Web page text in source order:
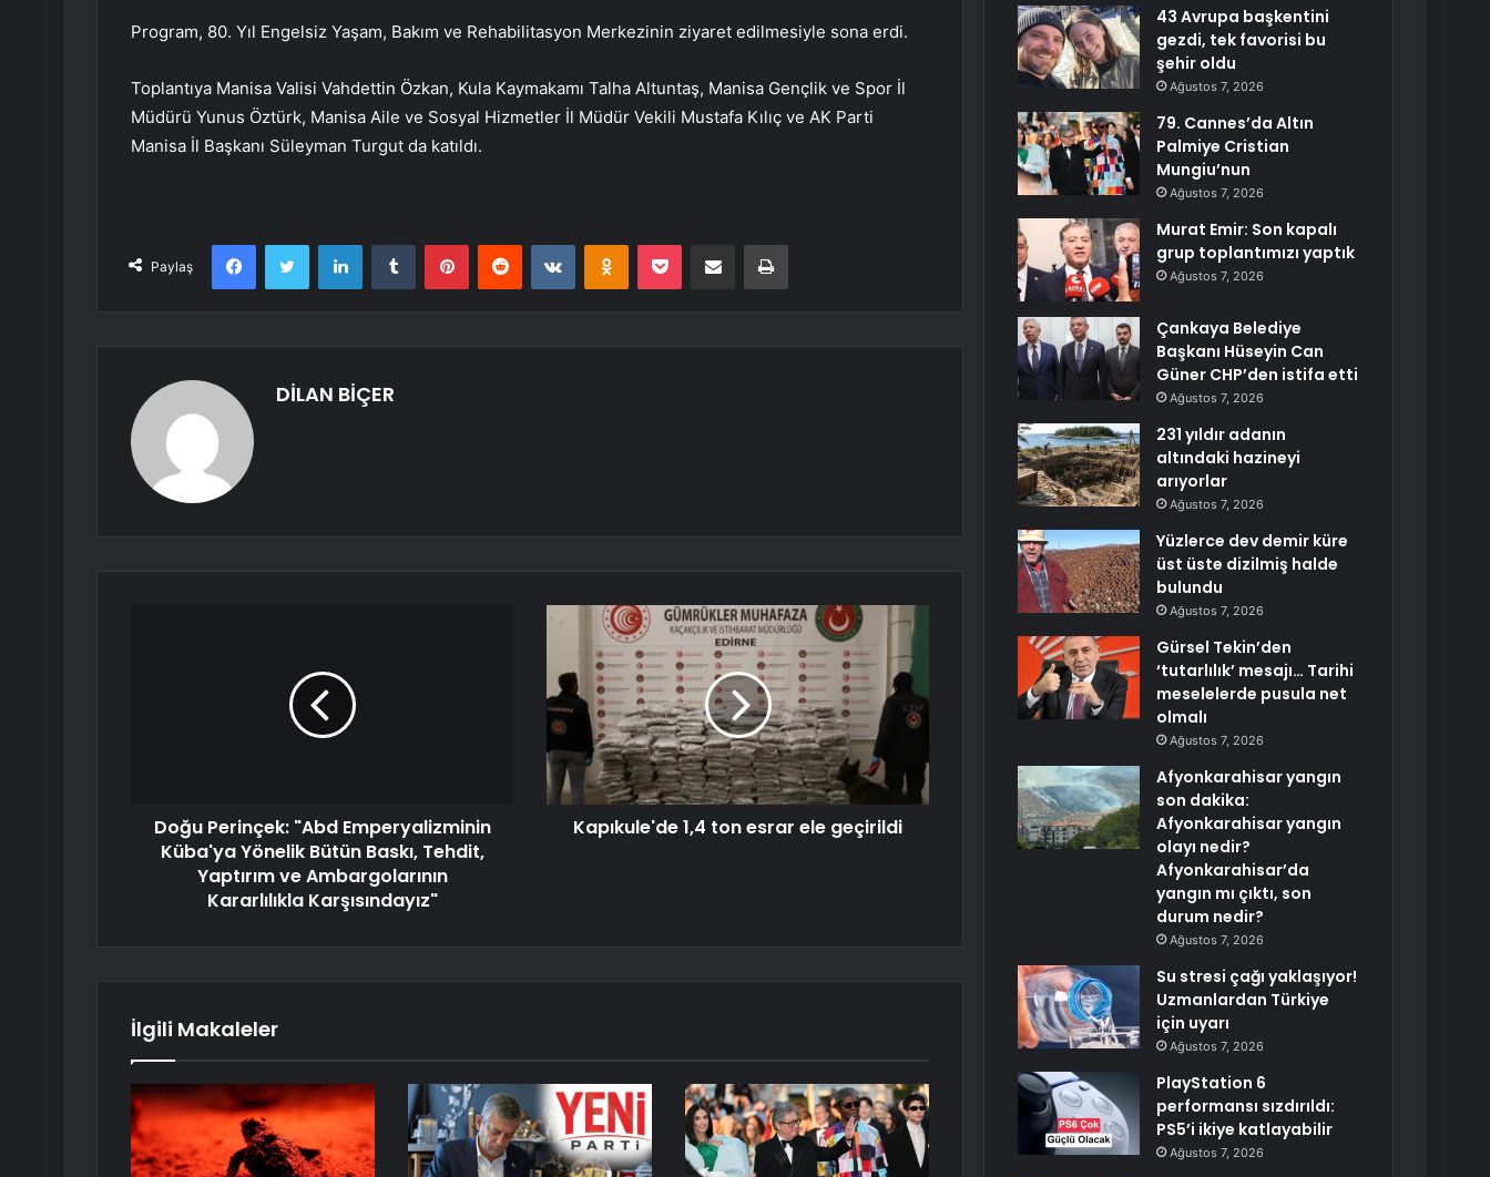
Program, 80. Yıl Engelsiz Yaşam, Bakım ve Rehabilitasyon Merkezinin ziyaret edilmesiyle sona erdi.
Toplantıya Manisa Valisi Vahdettin Özkan, Kula Kaymakamı Talha Altuntaş, Manisa Gençlik ve Spor İl
Müdürü Yunus Öztürk, Manisa Aile ve Sosyal Hizmetler İl Müdür Vekili Mustafa Kılıç ve AK Parti
Manisa İl Başkanı Süleyman Turgut da katıldı.
Paylaş
FacebookTwitter LinkedInTumblr PinterestReddit VKontakteOdnoklassniki
Pocket E-Posta ile paylaş Yazdır
DİLAN BİÇER
Doğu Perinçek: "Abd Emperyalizminin
Küba'ya Yönelik Bütün Baskı, Tehdit,
Yaptırım ve Ambargolarının
Kararlılıkla Karşısındayız"
Kapıkule'de 1,4 ton esrar ele geçirildi
İlgili Makaleler
43 Avrupa başkentini
gezdi, tek favorisi bu
şehir oldu
Ağustos 7, 2026
79. Cannes’da Altın
Palmiye Cristian
Mungiu’nun
Ağustos 7, 2026
Murat Emir: Son kapalı
grup toplantımızı yaptık
Ağustos 7, 2026
Çankaya Belediye
Başkanı Hüseyin Can
Güner CHP’den istifa etti
Ağustos 7, 2026
231 yıldır adanın
altındaki hazineyi
arıyorlar
Ağustos 7, 2026
Yüzlerce dev demir küre
üst üste dizilmiş halde
bulundu
Ağustos 7, 2026
Gürsel Tekin’den
‘tutarlılık’ mesajı… Tarihi
meselelerde pusula net
olmalı
Ağustos 7, 2026
Afyonkarahisar yangın
son dakika:
Afyonkarahisar yangın
olayı nedir?
Afyonkarahisar’da
yangın mı çıktı, son
durum nedir?
Ağustos 7, 2026
Su stresi çağı yaklaşıyor!
Uzmanlardan Türkiye
için uyarı
Ağustos 7, 2026
PlayStation 6
performansı sızdırıldı:
PS5’i ikiye katlayabilir
Ağustos 7, 2026